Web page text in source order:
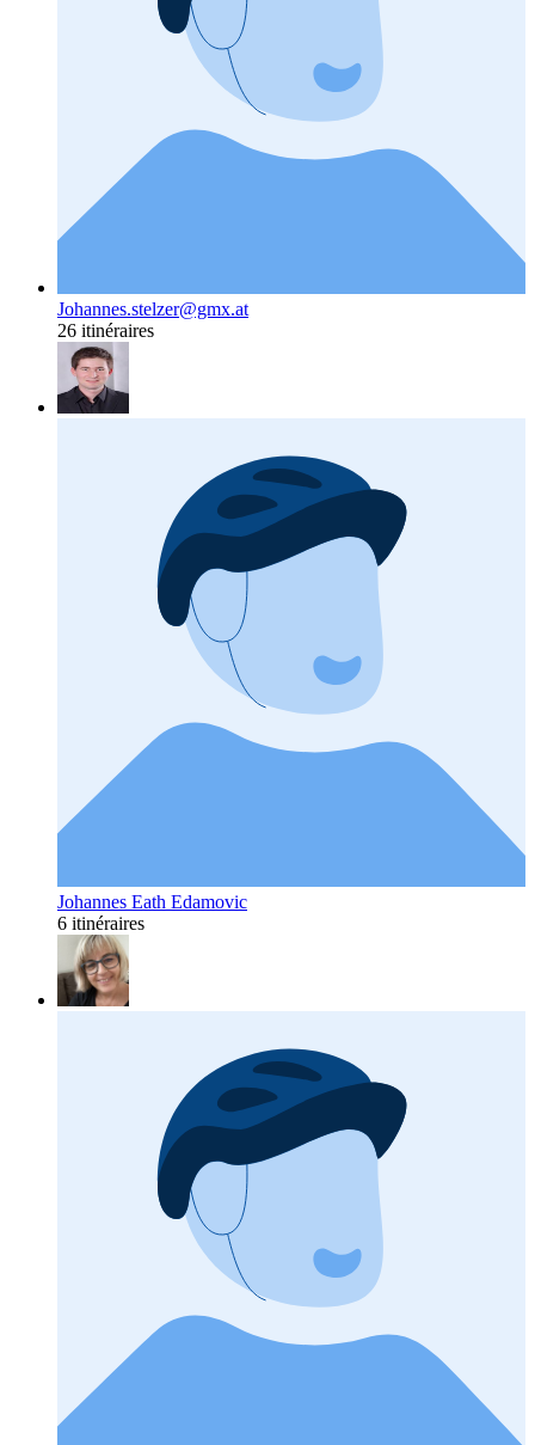
Johannes.stelzer@gmx.at
26 itinéraires
Johannes Eath Edamovic
6 itinéraires